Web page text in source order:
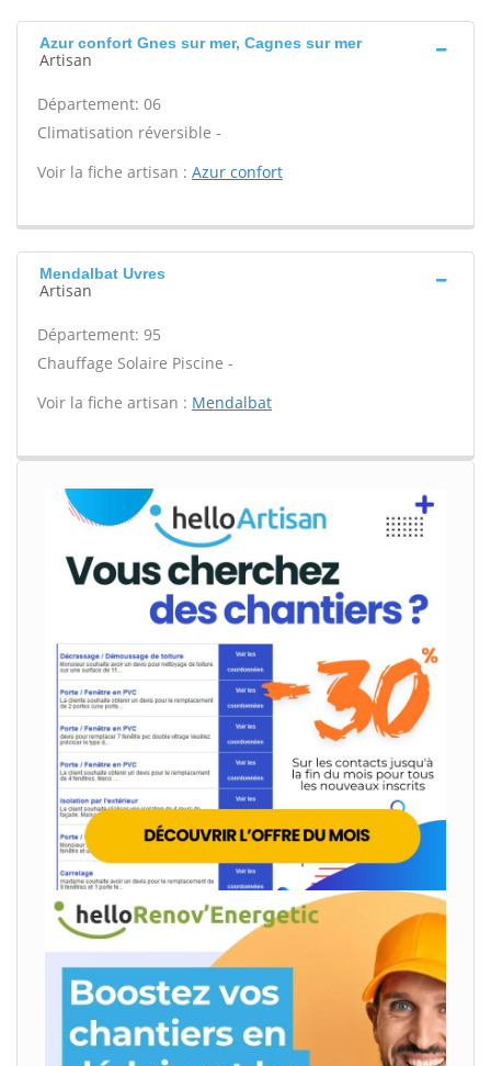
Azur confort Gnes sur mer, Cagnes sur mer
Artisan
Département: 06
Climatisation réversible -
Voir la fiche artisan : Azur confort
Mendalbat Uvres
Artisan
Département: 95
Chauffage Solaire Piscine -
Voir la fiche artisan : Mendalbat